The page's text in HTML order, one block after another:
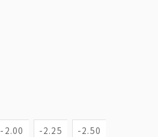
-2.00 -2.25 -2.50